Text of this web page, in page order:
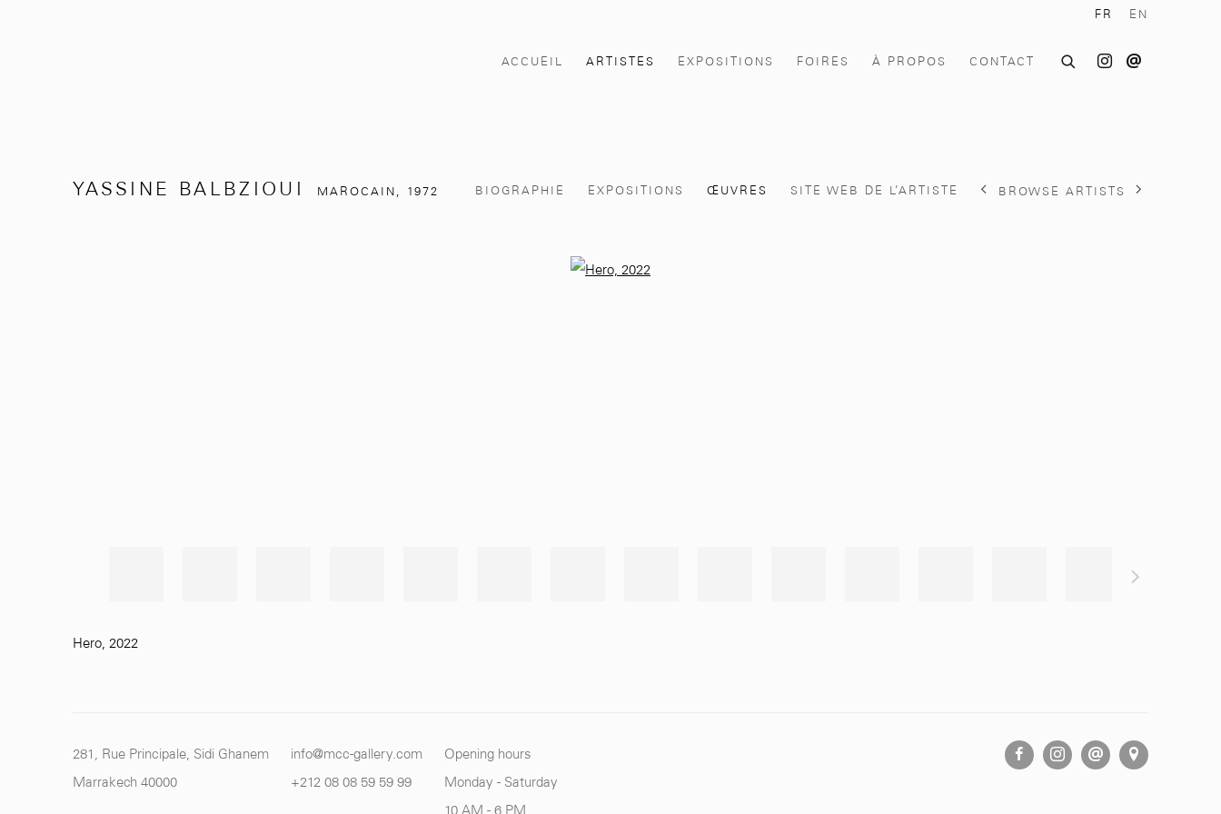
ACCUEIL ARTISTES EXPOSITIONS FOIRES À PROPOS CONTACT
FR EN
YASSINE BALBZIOUI MAROCAIN, 1972 BIOGRAPHIE EXPOSITIONS ŒUVRES SITE WEB DE L’ARTISTE BROWSE ARTISTS
Hero, 2022
281, Rue Principale, Sidi Ghanem
Marrakech 40000
info@mcc-gallery.com
+212 08 08 59 59 99
Opening hours
Monday - Saturday